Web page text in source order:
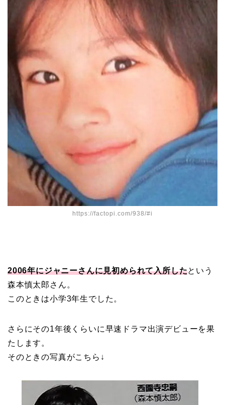
https://factopi.com/938/#i
2006年にジャニーさんに見初められて入所したという
森本慎太郎さん。
このときは小学3年生でした。
さらにその1年後くらいに早速ドラマ出演デビューを果
たします。
そのときの写真がこちら↓